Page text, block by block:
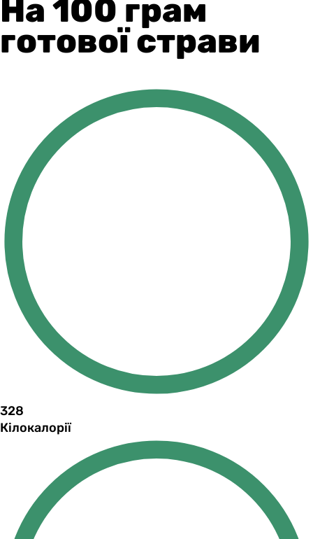
На 100 грам
готової страви
328
Кілокалорії